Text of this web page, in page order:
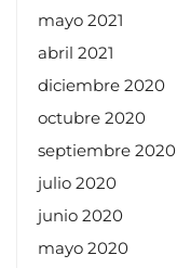
mayo 2021
abril 2021
diciembre 2020
octubre 2020
septiembre 2020
julio 2020
junio 2020
mayo 2020